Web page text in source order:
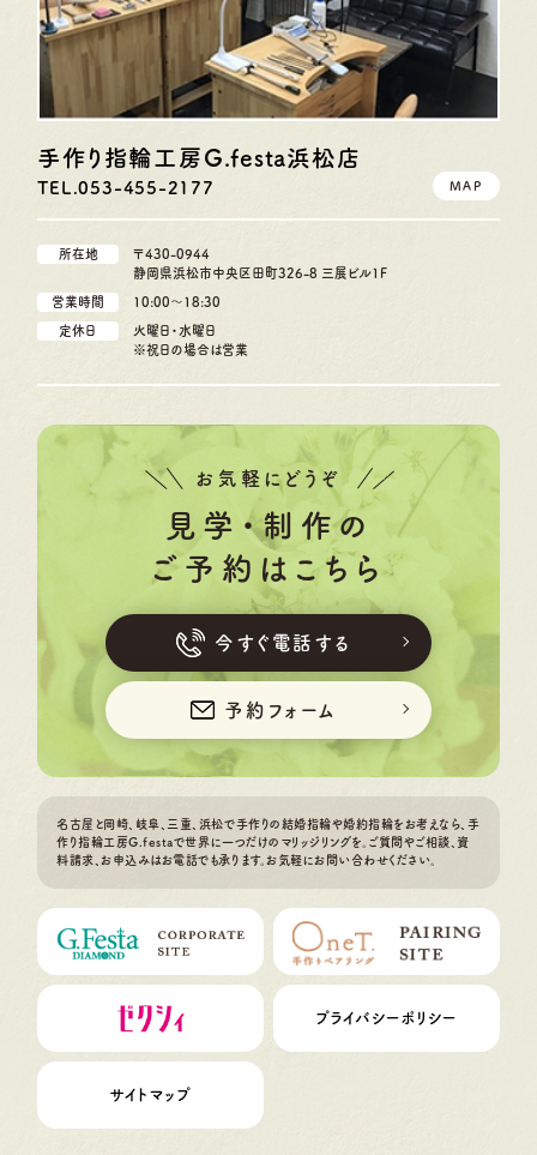
手作り指輪工房G.festa浜松店
TEL.053-455-2177 MAP
所在地
〒430-0944
静岡県浜松市中央区田町326-8 三展ビル1F
営業時間 10:00〜18:30
定休日
火曜日・水曜日
※祝日の場合は営業
お気軽にどうぞ
見学・制作の
ご予約はこちら
今すぐ電話する
予約フォーム
名古屋と岡崎、岐阜、三重、浜松で手作りの結婚指輪や婚約指輪をお考えなら、手
作り指輪工房G.festaで世界に一つだけのマリッジリングを。ご質問やご相談、資
料請求、お申込みはお電話でも承ります。お気軽にお問い合わせください。
プライバシーポリシー
サイトマップ